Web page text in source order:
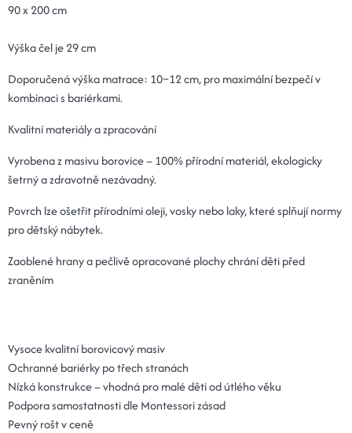
90 x 200 cm
Výška čel je 29 cm
Doporučená výška matrace: 10–12 cm, pro maximální bezpečí v
kombinaci s bariérkami.
Kvalitní materiály a zpracování
Vyrobena z masivu borovice – 100% přírodní materiál, ekologicky
šetrný a zdravotně nezávadný.
Povrch lze ošetřit přírodními oleji, vosky nebo laky, které splňují normy
pro dětský nábytek.
Zaoblené hrany a pečlivě opracované plochy chrání děti před
zraněním
Vysoce kvalitní borovicový masiv
Ochranné bariérky po třech stranách
Nízká konstrukce – vhodná pro malé děti od útlého věku
Podpora samostatnosti dle Montessori zásad
Pevný rošt v ceně